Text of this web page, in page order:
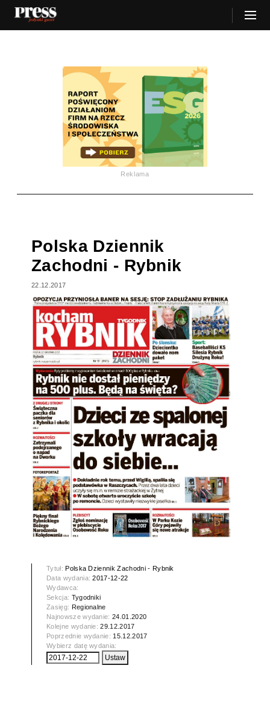
Reklama
Polska Dziennik
Zachodni - Rybnik
22.12.2017
Tytuł:Polska Dziennik Zachodni - Rybnik
Data wydania:2017-12-22
Wydawca:
Sekcja: Tygodniki
Zasięg: Regionalne
Najnowsze wydanie:24.01.2020
Kolejne wydanie:29.12.2017
Poprzednie wydanie: 15.12.2017
Wybierz datę wydania: